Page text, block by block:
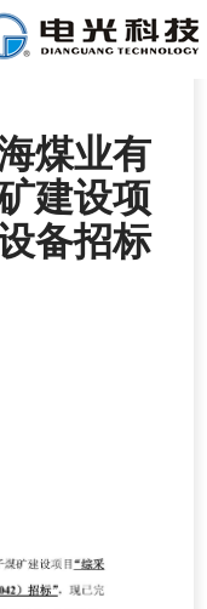
煤业有
建设项
备招标